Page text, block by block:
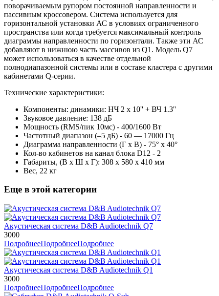
поворачиваемым рупором постоянной направленности и
пассивным кроссовером. Система используется для
горизонтальной установки АС в условиях ограниченного
пространства или когда требуется максимальный контроль
диаграммы направленности по горизонтали. Также эти АС
добавляют в нижнюю часть массивов из Q1. Модель Q7
может использоваться в качестве отдельной
полнодиапазонной системы или в составе кластера с другими
кабинетами Q-серии.
Технические характеристики:
Компоненты: динамики: НЧ 2 x 10'' + ВЧ 1.3''
Звуковое давление: 138 дБ
Мощность (RMS/пик 10мс) - 400/1600 Вт
Частотный диапазон (–5 дБ) - 60 — 17000 Гц
Диаграмма направленности (Г x В) - 75° x 40°
Кол-во кабинетов на канал блока D12 - 2
Габариты, (В x Ш x Г): 308 x 580 x 410 мм
Вес, 22 кг
Еще в этой категории
Акустическая система D&B Audiotechnik Q7
3000
ПодробнееПодробнееПодробнее
Акустическая система D&B Audiotechnik Q1
3000
ПодробнееПодробнееПодробнее